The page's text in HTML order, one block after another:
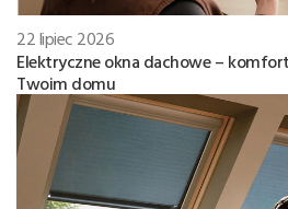
22 lipiec 2026
Elektryczne okna dachowe –
Twoim domu